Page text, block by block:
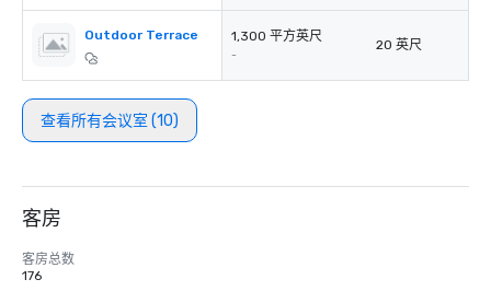
Outdoor Terrace 1,300 平方英尺
-
20 英尺
查看所有会议室 (10)
客房
客房总数
176